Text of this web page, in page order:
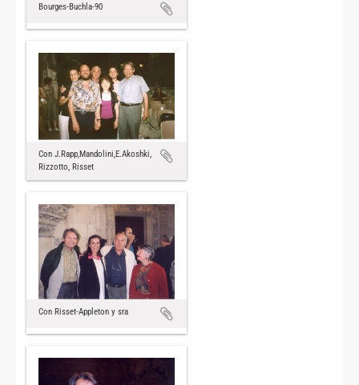
Bourges-Buchla-90
Con J.Rapp,Mandolini,E.Akoshki,
Rizzotto, Risset
Con Risset-Appleton y sra